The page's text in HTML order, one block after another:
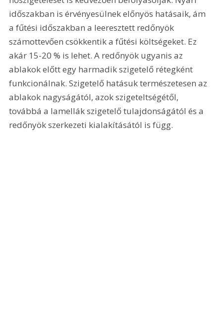
időszakban is érvényesülnek előnyös hatásaik, ám
a fűtési időszakban a leeresztett redőnyök
számottevően csökkentik a fűtési költségeket. Ez
akár 15-20 % is lehet. A redőnyök ugyanis az
ablakok előtt egy harmadik szigetelő rétegként
funkcionálnak. Szigetelő hatásuk természetesen az
ablakok nagyságától, azok szigeteltségétől,
továbbá a lamellák szigetelő tulajdonságától és a
redőnyök szerkezeti kialakításától is függ.